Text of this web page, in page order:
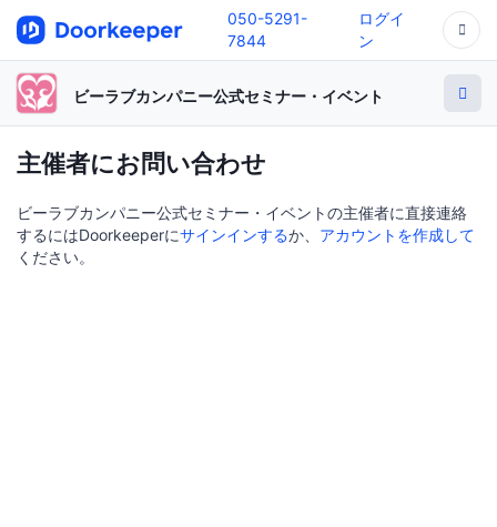
050-5291-
7844
ログイ
ン
ビーラブカンパニー公式セミナー・イベント
主催者にお問い合わせ
ビーラブカンパニー公式セミナー・イベントの主催者に直接連絡
するにはDoorkeeperにサインインするか、 アカウントを作成して
ください。